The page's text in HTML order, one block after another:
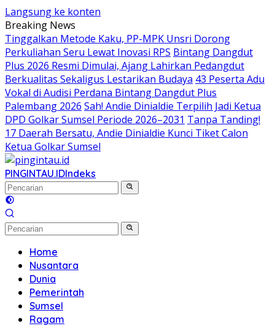
Langsung ke konten
Breaking News
Tinggalkan Metode Kaku, PP-MPK Unsri Dorong
Perkuliahan Seru Lewat Inovasi RPS Bintang Dangdut
Plus 2026 Resmi Dimulai, Ajang Lahirkan Pedangdut
Berkualitas Sekaligus Lestarikan Budaya 43 Peserta Adu
Vokal di Audisi Perdana Bintang Dangdut Plus
Palembang 2026 Sah! Andie Dinialdie Terpilih Jadi Ketua
DPD Golkar Sumsel Periode 2026–2031 Tanpa Tanding!
17 Daerah Bersatu, Andie Dinialdie Kunci Tiket Calon
Ketua Golkar Sumsel
PINGINTAU.IDIndeks
Home
Nusantara
Dunia
Pemerintah
Sumsel
Ragam